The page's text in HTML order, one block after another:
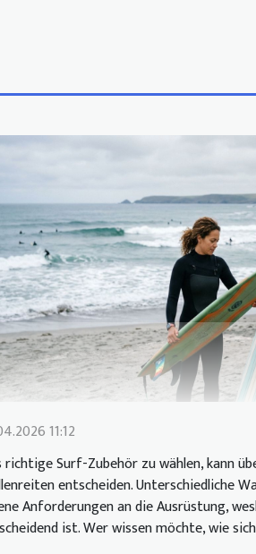
11:12
richtige Surf-Zubehör zu wählen, kann
entscheiden. Unterschiedliche
Anforderungen an die Ausrüstung,
ist. Wer wissen möchte, wie